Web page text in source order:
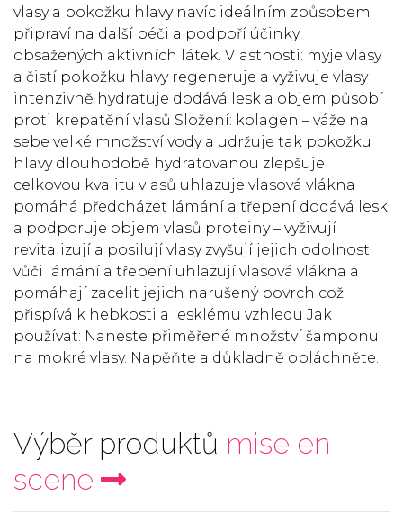
vlasy a pokožku hlavy navíc ideálním způsobem
připraví na další péči a podpoří účinky
obsažených aktivních látek. Vlastnosti: myje vlasy
a čistí pokožku hlavy regeneruje a vyživuje vlasy
intenzivně hydratuje dodává lesk a objem působí
proti krepatění vlasů Složení: kolagen – váže na
sebe velké množství vody a udržuje tak pokožku
hlavy dlouhodobě hydratovanou zlepšuje
celkovou kvalitu vlasů uhlazuje vlasová vlákna
pomáhá předcházet lámání a třepení dodává lesk
a podporuje objem vlasů proteiny – vyživují
revitalizují a posilují vlasy zvyšují jejich odolnost
vůči lámání a třepení uhlazují vlasová vlákna a
pomáhají zacelit jejich narušený povrch což
přispívá k hebkosti a lesklému vzhledu Jak
používat: Naneste přiměřené množství šamponu
na mokré vlasy. Napěňte a důkladně opláchněte.
Výběr produktů mise en
scene